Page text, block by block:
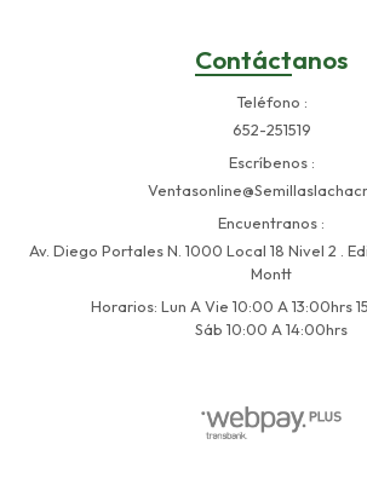
Contáctanos
Teléfono
652-251519
Escríbenos
Encuentranos
Av. Diego Portales N. 1000 Local 18 Nivel 2 .
Montt
Horarios: Lun A Vie 10:00 A 13:00hrs
Sáb 10:00 A 14:00hrs